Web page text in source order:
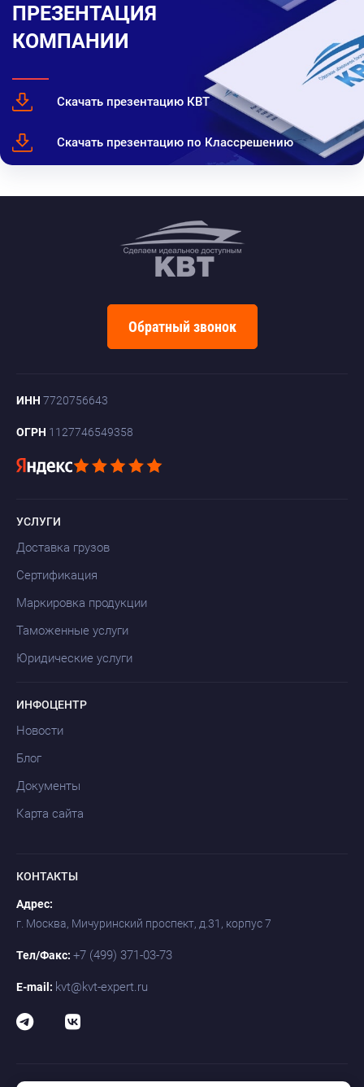
ПРЕЗЕНТАЦИЯ
КОМПАНИИ
Скачать презентацию КВТ
Скачать презентацию по Классрешению
Обратный звонок
ИНН 7720756643
ОГРН 1127746549358
УСЛУГИ
Доставка грузов
Сертификация
Маркировка продукции
Таможенные услуги
Юридические услуги
ИНФОЦЕНТР
Новости
Блог
Документы
Карта сайта
КОНТАКТЫ
Адрес:
г. Москва, Мичуринский проспект, д.31, корпус 7
Тел/Факс: +7 (499) 371-03-73
E-mail: kvt@kvt-expert.ru